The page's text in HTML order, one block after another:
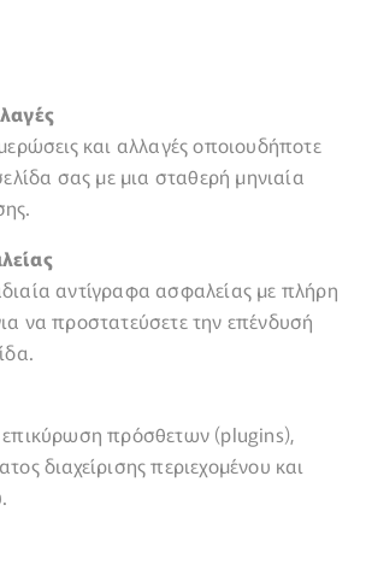
και αλλαγές οποιουδήποτε
σας με μια σταθερή μηνιαία
αντίγραφα ασφαλείας με πλήρη
να προστατεύσετε την επένδυσή
πρόσθετων (plugins),
διαχείρισης περιεχομένου και